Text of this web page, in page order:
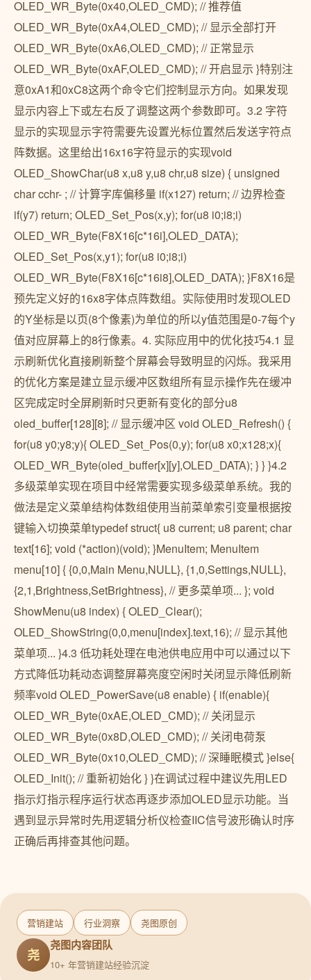
OLED_WR_Byte(0x40,OLED_CMD); // 推荐值
OLED_WR_Byte(0xA4,OLED_CMD); // 显示全部打开
OLED_WR_Byte(0xA6,OLED_CMD); // 正常显示
OLED_WR_Byte(0xAF,OLED_CMD); // 开启显示 }特别注
意0xA1和0xC8这两个命令它们控制显示方向。如果发现
显示内容上下或左右反了调整这两个参数即可。3.2 字符
显示的实现显示字符需要先设置光标位置然后发送字符点
阵数据。这里给出16x16字符显示的实现void
OLED_ShowChar(u8 x,u8 y,u8 chr,u8 size) { unsigned
char cchr- ; // 计算字库偏移量 if(x127) return; // 边界检查
if(y7) return; OLED_Set_Pos(x,y); for(u8 i0;i8;i)
OLED_WR_Byte(F8X16[c*16i],OLED_DATA);
OLED_Set_Pos(x,y1); for(u8 i0;i8;i)
OLED_WR_Byte(F8X16[c*16i8],OLED_DATA); }F8X16是
预先定义好的16x8字体点阵数组。实际使用时发现OLED
的Y坐标是以页(8个像素)为单位的所以y值范围是0-7每个y
值对应屏幕上的8行像素。4. 实际应用中的优化技巧4.1 显
示刷新优化直接刷新整个屏幕会导致明显的闪烁。我采用
的优化方案是建立显示缓冲区数组所有显示操作先在缓冲
区完成定时全屏刷新时只更新有变化的部分u8
oled_buffer[128][8]; // 显示缓冲区 void OLED_Refresh() {
for(u8 y0;y8;y){ OLED_Set_Pos(0,y); for(u8 x0;x128;x){
OLED_WR_Byte(oled_buffer[x][y],OLED_DATA); } } }4.2
多级菜单实现在项目中经常需要实现多级菜单系统。我的
做法是定义菜单结构体数组使用当前菜单索引变量根据按
键输入切换菜单typedef struct{ u8 current; u8 parent; char
text[16]; void (*action)(void); }MenuItem; MenuItem
menu[10] { {0,0,Main Menu,NULL}, {1,0,Settings,NULL},
{2,1,Brightness,SetBrightness}, // 更多菜单项... }; void
ShowMenu(u8 index) { OLED_Clear();
OLED_ShowString(0,0,menu[index].text,16); // 显示其他
菜单项... }4.3 低功耗处理在电池供电应用中可以通过以下
方式降低功耗动态调整屏幕亮度空闲时关闭显示降低刷新
频率void OLED_PowerSave(u8 enable) { if(enable){
OLED_WR_Byte(0xAE,OLED_CMD); // 关闭显示
OLED_WR_Byte(0x8D,OLED_CMD); // 关闭电荷泵
OLED_WR_Byte(0x10,OLED_CMD); // 深睡眠模式 }else{
OLED_Init(); // 重新初始化 } }在调试过程中建议先用LED
指示灯指示程序运行状态再逐步添加OLED显示功能。当
遇到显示异常时先用逻辑分析仪检查IIC信号波形确认时序
正确后再排查其他问题。
营销建站 行业洞察 尧图原创
尧
尧图内容团队
10+ 年营销建站经验沉淀